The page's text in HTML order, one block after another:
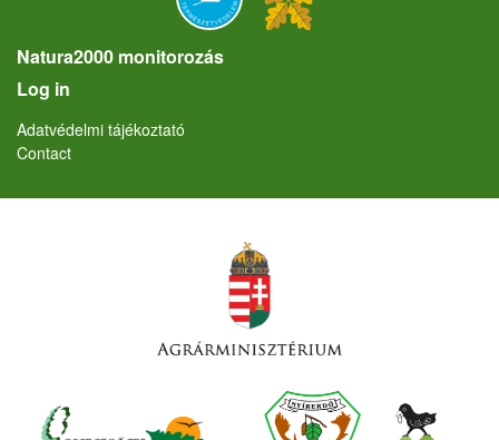
Natura2000 monitorozás
User account menu
Log in
Lábléc
Adatvédelmi tájékoztató
Contact